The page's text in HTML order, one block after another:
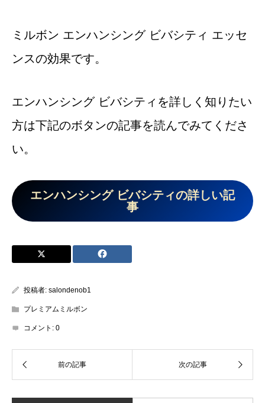
ミルボン エンハンシング ビバシティ エッセ
ンスの効果です。
エンハンシング ビバシティを詳しく知りたい
方は下記のボタンの記事を読んでみてくださ
い。
エンハンシング ビバシティの詳しい記
事
投稿者: salondenob1
プレミアムミルボン
コメント: 0